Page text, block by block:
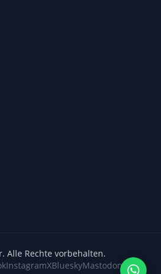
Alle Rechte vorbehalten.
InstagramXBlueskyMastodon